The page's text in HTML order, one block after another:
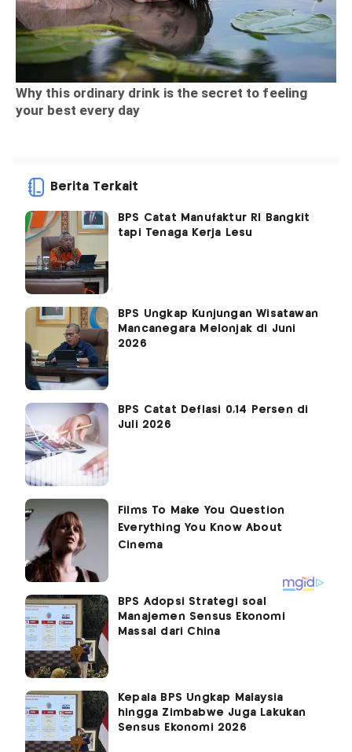
Berita Terkait
BPS Catat Manufaktur RI Bangkit
tapi Tenaga Kerja Lesu
BPS Ungkap Kunjungan Wisatawan
Mancanegara Melonjak di Juni
2026
BPS Catat Deflasi 0,14 Persen di
Juli 2026
BPS Adopsi Strategi soal
Manajemen Sensus Ekonomi
Massal dari China
Kepala BPS Ungkap Malaysia
hingga Zimbabwe Juga Lakukan
Sensus Ekonomi 2026